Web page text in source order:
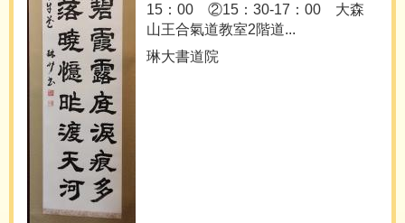
15：00 ②15：30-17：00 大森
山王合氣道教室2階道...
琳大書道院